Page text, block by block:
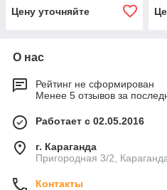
Цену уточняйте
О нас
Рейтинг не сформирован
Менее 5 отзывов за
Работает с 02.05.2016
г. Караганда
Пригородная 3/2,
Контакты